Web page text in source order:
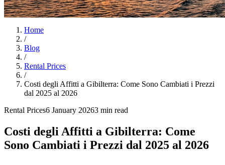
Home
/
Blog
/
Rental Prices
/
Costi degli Affitti a Gibilterra: Come Sono Cambiati i Prezzi
dal 2025 al 2026
Rental Prices6 January 20263 min read
Costi degli Affitti a Gibilterra: Come
Sono Cambiati i Prezzi dal 2025 al 2026